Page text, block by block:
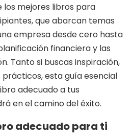
los mejores libros para
que abarcan temas
empresa desde cero hasta
financiera y las
Tanto si buscas inspiración,
esta guía esencial
adecuado a tus
en el camino del éxito.
adecuado para ti